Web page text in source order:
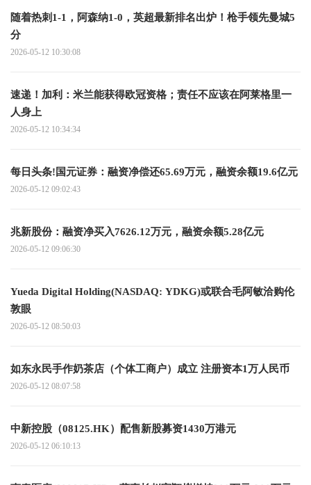
随着热刺1-1，阿森纳1-0，英超最新排名出炉！枪手领先曼城5
分
2026-05-12 10:30:08
速递！加利：米兰能获得欧冠资格；责任不应该在阿莱格里一
人身上
2026-05-12 10:34:34
每日头条!国元证券：融资净偿还65.69万元，融资余额19.6亿元
2026-05-12 09:02:43
兆新股份：融资净买入7626.12万元，融资余额5.28亿元
2026-05-12 09:06:30
Yueda Digital Holding(NASDAQ: YDKG)或联合毛阿敏洽购伦
敦眼
2026-05-12 08:50:03
如东永民手作奶茶店（个体工商户）成立 注册资本1万人民币
2026-05-12 08:07:58
中新控股（08125.HK）配售新股募资1430万港元
2026-05-12 06:10:13